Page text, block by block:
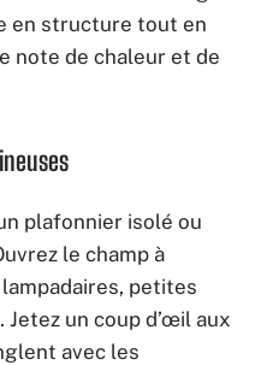
en structure tout en
note de chaleur et de
plafonnier isolé ou
le champ à
petites
un coup d’œil aux
avec les